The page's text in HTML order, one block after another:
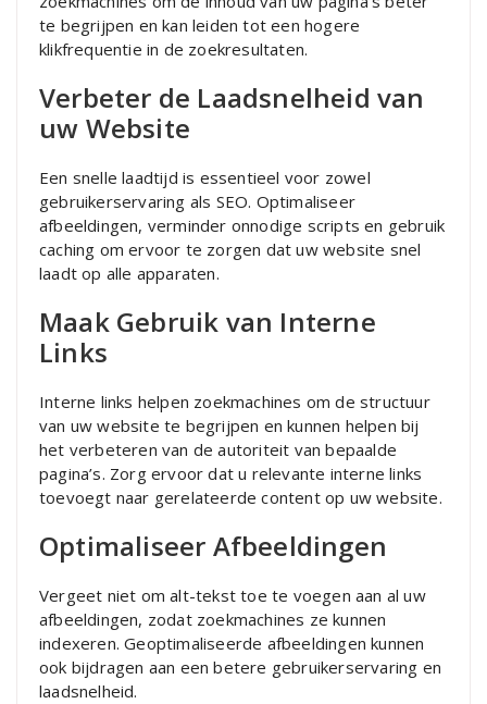
te begrijpen en kan leiden tot een hogere
klikfrequentie in de zoekresultaten.
Verbeter de Laadsnelheid van
uw Website
Een snelle laadtijd is essentieel voor zowel
gebruikerservaring als SEO. Optimaliseer
afbeeldingen, verminder onnodige scripts en gebruik
caching om ervoor te zorgen dat uw website snel
laadt op alle apparaten.
Maak Gebruik van Interne
Links
Interne links helpen zoekmachines om de structuur
van uw website te begrijpen en kunnen helpen bij
het verbeteren van de autoriteit van bepaalde
pagina’s. Zorg ervoor dat u relevante interne links
toevoegt naar gerelateerde content op uw website.
Optimaliseer Afbeeldingen
Vergeet niet om alt-tekst toe te voegen aan al uw
afbeeldingen, zodat zoekmachines ze kunnen
indexeren. Geoptimaliseerde afbeeldingen kunnen
ook bijdragen aan een betere gebruikerservaring en
laadsnelheid.